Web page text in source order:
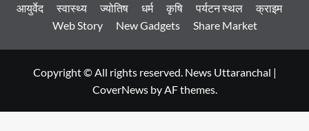
आयुर्वेद
स्वास्थ्य ज्योतिष धर्म कृषि पर्यटन स्थल
क्राइम
Web Story
New Gadgets Share Market
Copyright © All rights reserved. News Uttaranchal |
CoverNewsby AF themes.